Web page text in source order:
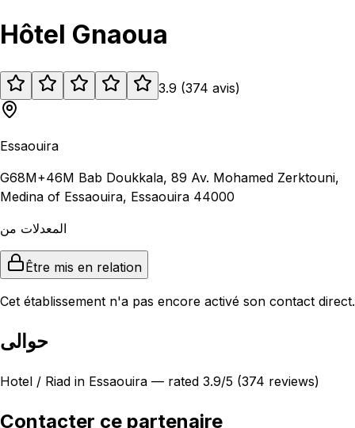
Hôtel Gnaoua
3.9 (374 avis)
Essaouira
G68M+46M Bab Doukkala, 89 Av. Mohamed Zerktouni,
Medina of Essaouira, Essaouira 44000
المعدلات من
Être mis en relation
Cet établissement n'a pas encore activé son contact direct.
حوالى
Hotel / Riad in Essaouira — rated 3.9/5 (374 reviews)
Contacter ce partenaire